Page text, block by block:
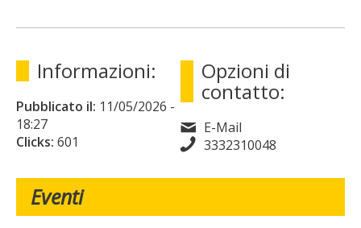
Informazioni:
Pubblicato il: 11/05/2026 -
18:27
Clicks: 601
Opzioni di
contatto:
E-Mail
3332310048
Eventi